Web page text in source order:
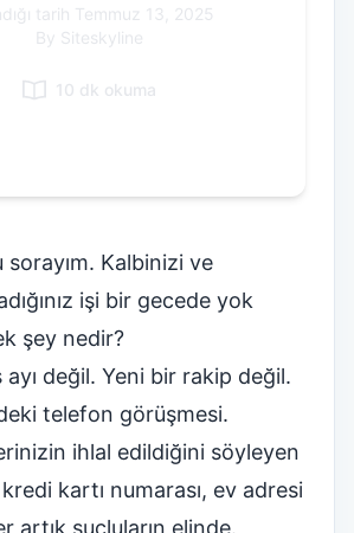
Italian
Vietnamese
Danish
tarih Temmuz 13, 2025
By Siteskyline
10 dk okuma
sorayım. Kalbinizi ve
işi bir gecede yok
şey nedir?
ayı değil. Yeni bir rakip değil.
telefon görüşmesi.
ihlal edildiğini söyleyen
kartı numarası, ev adresi
artık suçluların elinde.